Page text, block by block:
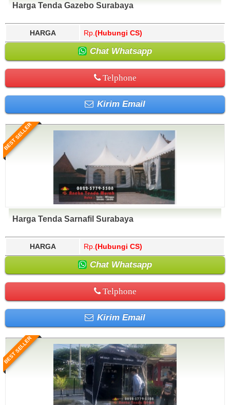
Harga Tenda Gazebo Surabaya
HARGA Rp. (Hubungi CS)
Chat Whatsapp
Telphone
Kirim Email
BEST SELLER
Harga Tenda Sarnafil Surabaya
HARGA Rp. (Hubungi CS)
Chat Whatsapp
Telphone
Kirim Email
BEST SELLER